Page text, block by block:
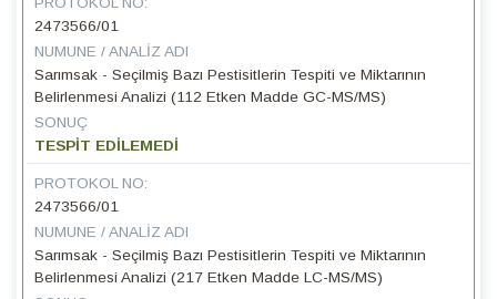
2473566/01
NUMUNE / ANALIZ ADI
Sarımsak - Seçilmiş Bazı Pestisitlerin Tespiti ve Miktarının
Belirlenmesi Analizi (112 Etken Madde GC-MS/MS)
SONUÇ
TESPİT EDİLEMEDİ
PROTOKOL NO:
2473566/01
NUMUNE / ANALIZ ADI
Sarımsak - Seçilmiş Bazı Pestisitlerin Tespiti ve Miktarının
Belirlenmesi Analizi (217 Etken Madde LC-MS/MS)